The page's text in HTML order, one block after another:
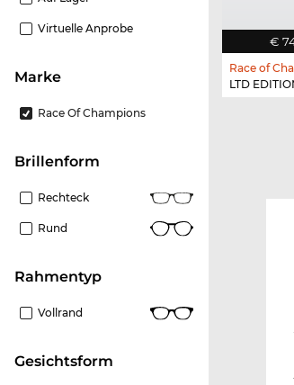
Virtuelle Anprobe
Marke
Race Of Champions
Brillenform
Rechteck
Rund
Rahmentyp
Vollrand
Gesichtsform
€
Race of
LTD